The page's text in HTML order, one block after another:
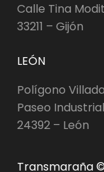
Calle Tina
33211 – Gijón
LEÓN
Polígono
Paseo
24392 – León
Transmaraña